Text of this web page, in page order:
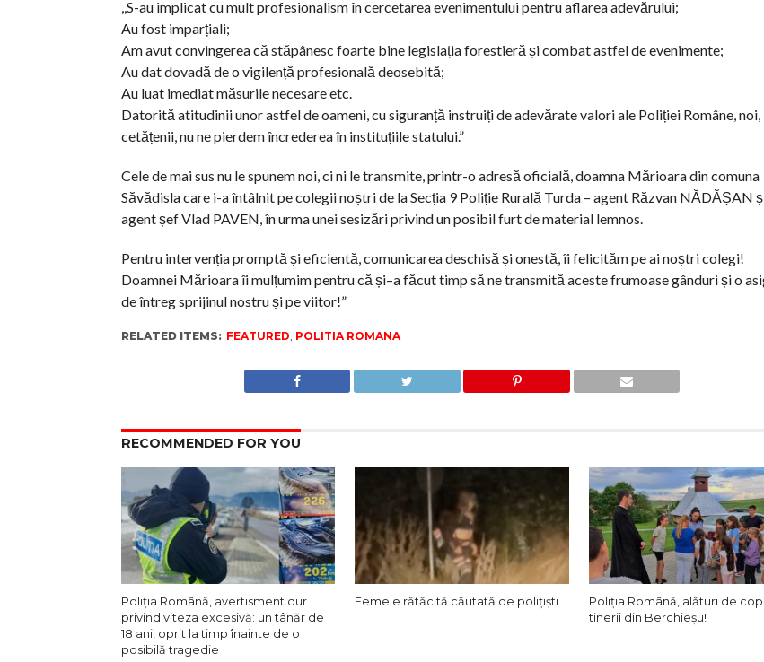
,,S-au implicat cu mult profesionalism în cercetarea evenimentului pentru aflarea adevărului;
Au fost imparțiali;
Am avut convingerea că stăpânesc foarte bine legislația forestieră și combat astfel de evenimente;
Au dat dovadă de o vigilență profesională deosebită;
Au luat imediat măsurile necesare etc.
Datorită atitudinii unor astfel de oameni, cu siguranță instruiți de adevărate valori ale Poliției Române, noi,
cetățenii, nu ne pierdem încrederea în instituțiile statului.”
Cele de mai sus nu le spunem noi, ci ni le transmite, printr-o adresă oficială, doamna Mărioara din comuna
Săvădisla care i-a întâlnit pe colegii noștri de la Secția 9 Poliție Rurală Turda – agent Răzvan NĂDĂȘAN
agent șef Vlad PAVEN, în urma unei sesizări privind un posibil furt de material lemnos.
Pentru intervenția promptă și eficientă, comunicarea deschisă și onestă, îi felicităm pe ai noștri colegi!
Doamnei Mărioara îi mulțumim pentru că și–a făcut timp să ne transmită aceste frumoase gânduri și o
de întreg sprijinul nostru și pe viitor!”
RELATED ITEMS: FEATURED, POLITIA ROMANA
RECOMMENDED FOR YOU
Poliția Română, avertisment dur
privind viteza excesivă: un tânăr de
18 ani, oprit la timp înainte de o
posibilă tragedie
Femeie rătăcită căutată de polițiști
Poliţia Română, alături de
tinerii din Berchieșu!